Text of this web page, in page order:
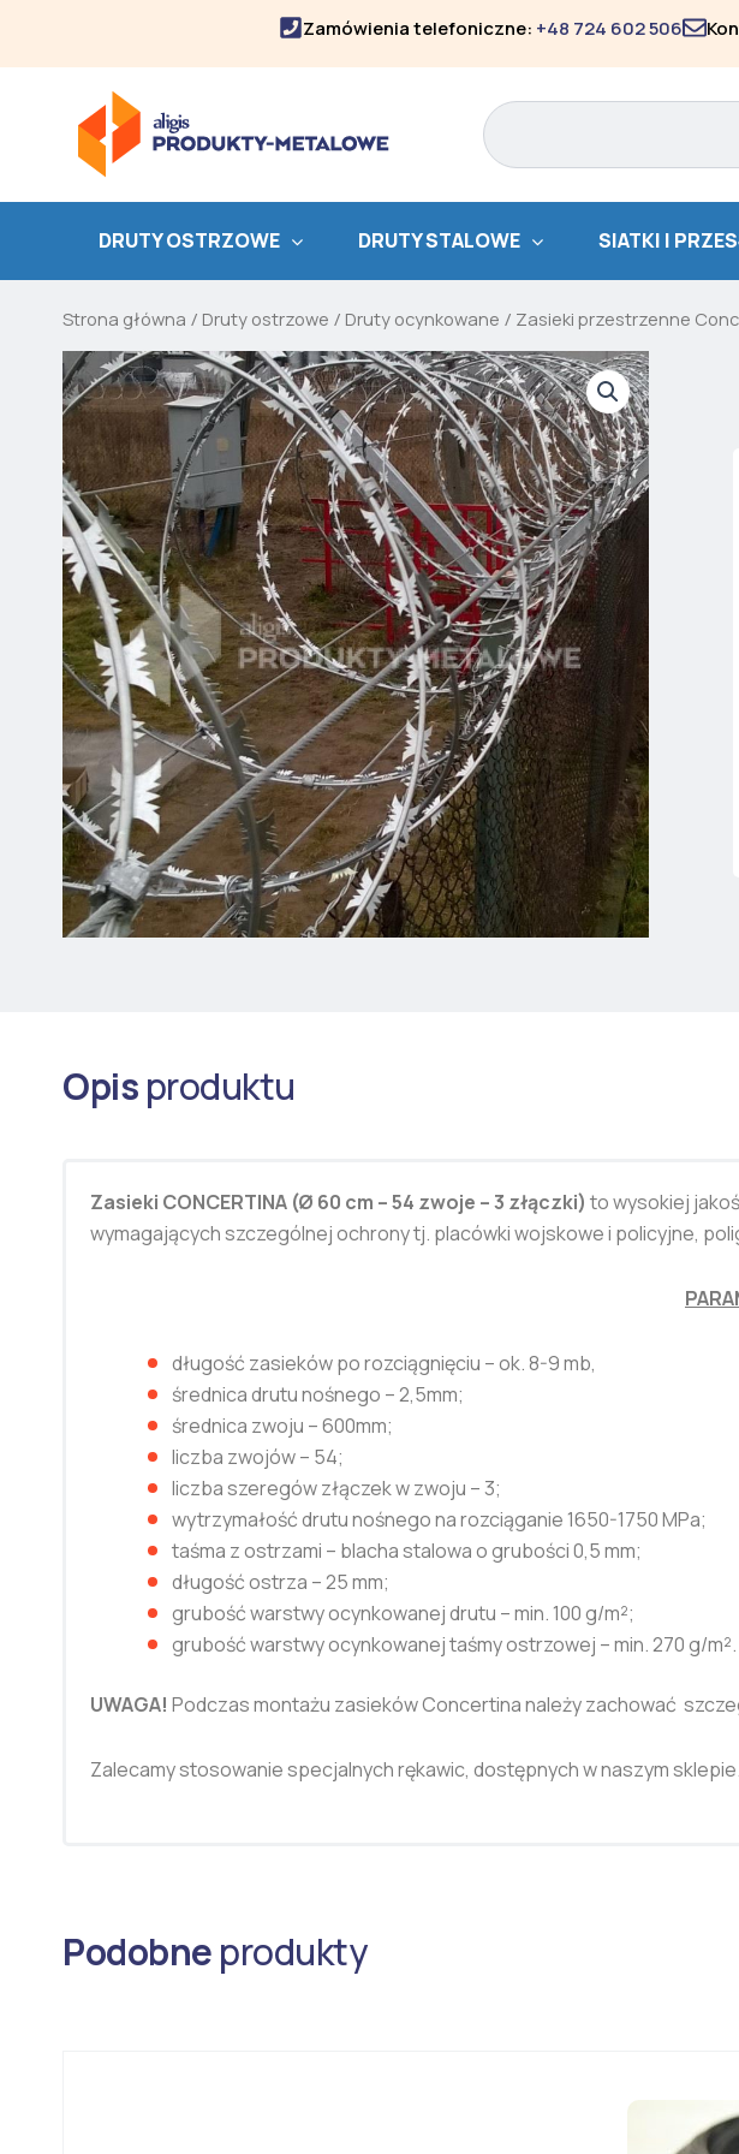
Zamówienia telefoniczne: +48 724 602 506
Search
DRUTY OSTRZOWE DRUTY STALOWE SIATKI I
Strona główna / Druty ostrzowe / Druty ocynkowane / Zasieki przestrzenne
Opisproduktu
Zasieki CONCERTINA (Ø 60 cm – 54 zwoje –3 złączki) to wysokiej
wymagających szczególnej ochrony tj. placówki wojskowe i policyjne,
długość zasieków po rozciągnięciu – ok. 8-9 mb,
średnica drutu nośnego – 2,5mm;
średnica zwoju – 600mm;
liczba zwojów – 54;
liczba szeregów złączek w zwoju – 3;
wytrzymałość drutu nośnego na rozciąganie 1650-1750 MPa;
taśma z ostrzami – blacha stalowa o grubości 0,5 mm;
długość ostrza – 25 mm;
grubość warstwy ocynkowanej drutu – min. 100 g/m²;
grubość warstwy ocynkowanej taśmy ostrzowej – min. 270 g/m².
UWAGA! Podczas montażu zasieków Concertina należy zachować
Zalecamy stosowanie specjalnych rękawic, dostępnych w naszym sklepie.
Podobneprodukty